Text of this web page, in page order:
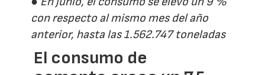
con respecto al mismo mes del año
anterior, hasta las 1.562.747 toneladas
El consumo de